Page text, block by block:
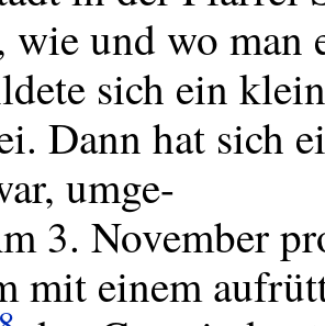
wie und wo
sich ein
Dann hat sich
umge-
3. November
mit einem